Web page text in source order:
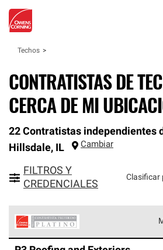
Techos
CONTRATISTAS DE
CERCA DE MI
22 Contratistas independientes
Hillsdale, IL Cambiar
FILTROS Y
CREDENCIALES
Clasificar